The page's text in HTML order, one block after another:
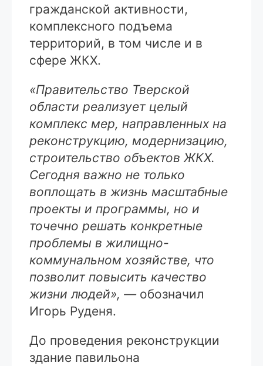
гражданской активности,
комплексного подъема
территорий, в том числе и в
сфере ЖКХ.
«Правительство Тверской
области реализует целый
комплекс мер, направленных на
реконструкцию, модернизацию,
строительство объектов ЖКХ.
Сегодня важно не только
воплощать в жизнь масштабные
проекты и программы, но и
точечно решать конкретные
проблемы в жилищно-
коммунальном хозяйстве, что
позволит повысить качество
жизни людей», —обозначил
Игорь Руденя.
До проведения реконструкции
здание павильона